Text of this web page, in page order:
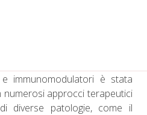
riproduttive) da quello
fisiologica è di proteggere
sviluppo dall’attacco del
le riconosce come cellule
immunomodulatori è stata
approcci terapeutici
diverse patologie, come il